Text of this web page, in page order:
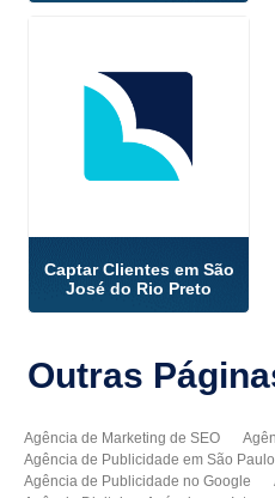
Captar Clientes em São
José do Rio Preto
Outras
Agência de Marketing de SEO
Agência de Publicidade em São Paulo
Agência de Publicidade no Google